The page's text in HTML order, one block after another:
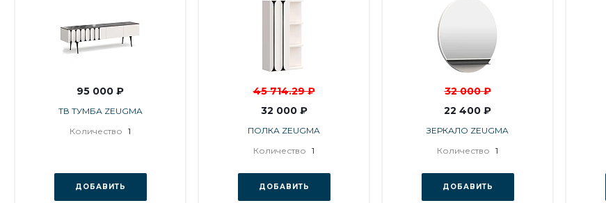
95 000 ₽
ТВ ТУМБА ZEUGMA
Количество 1
ДОБАВИТЬ
45 714.29 ₽
32 000 ₽
ПОЛКА ZEUGMA
Количество 1
ДОБАВИТЬ
32 000 ₽
22 400 ₽
ЗЕРКАЛО ZEUGMA
Количество 1
ДОБАВИТЬ